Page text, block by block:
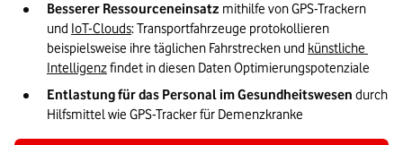
Besserer Ressourceneinsatz mithilfe von GPS-Trackern
und IoT-Clouds: Transportfahrzeuge protokollieren
beispielsweise ihre täglichen Fahrstrecken und künstliche
Intelligenz findet in diesen Daten Optimierungspotenziale
Entlastung für das Personal im Gesundheitswesen durch
Hilfsmittel wie GPS-Tracker für Demenzkranke